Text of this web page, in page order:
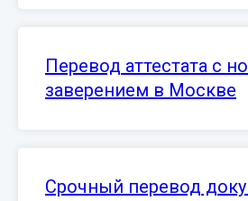
Перевод аттестата с
заверением в Москве
Срочный перевод